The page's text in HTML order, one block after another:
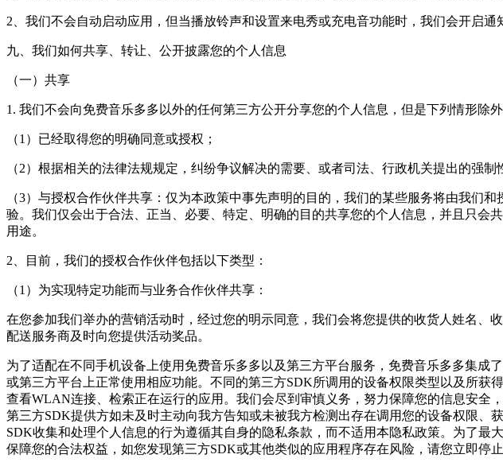
2、我们不会自动启动应用，但当播放铃声和设置来电秀或充电音功能时，我们会开启
九、我们如何共享、转让、公开披露您的个人信息
（一）共享
1. 我们不会向免费音乐多多以外的任何第三方公开分享您的个人信息，但是下列情形除外
（1）已经取得您的明确同意或授权；
（2）根据相关的法律法规规定，纠纷争议解决的需要、或者司法、行政机关提出的强制
（3）与授权合作伙伴共享：仅为本政策中事先声明的目的，我们的某些服务将由我们
验。我们仅会出于合法、正当、必要、特定、明确的目的共享您的个人信息，并且只
用途。
2、目前，我们的授权合作伙伴包括以下类型：
（1）为实现特定功能而与业务合作伙伴共享：
在您参加我们举办的营销活动时，经过您的明示同意，我们会将您提供的收货人姓名
配送服务商及时向您提供活动奖品。
为了适配在不同手机设备上使用免费音乐多多以及第三方平台服务，免费音乐多多集
或第三方平台上正常使用相应功能。不同的第三方SDK所调用的设备权限类型以及所获
查看WLAN连接、检索正在运行的应用。我们会尽到审慎义务，努力保障您的信息安
第三方SDK提供方如未及时主动向我方告知或未被我方检测出存在调用您的设备权限
SDK收集和处理个人信息的行为遵循其自身的隐私条款，而不适用本隐私政策。为了
保障您的合法权益，如您发现第三方SDK或其他类似的应用程序存在风险，请您立即停